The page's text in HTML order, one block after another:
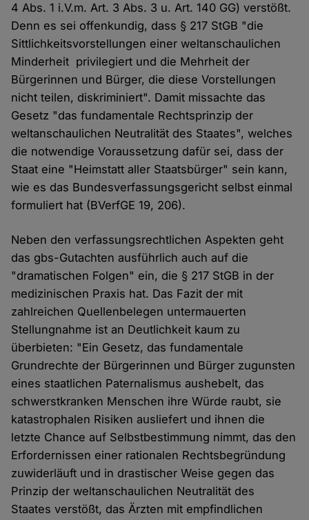
4 Abs. 1 i.V.m. Art. 3 Abs. 3 u. Art. 140 GG) verstößt.
Denn es sei offenkundig, dass § 217 StGB "die
Sittlichkeitsvorstellungen einer weltanschaulichen
Minderheit privilegiert und die Mehrheit der
Bürgerinnen und Bürger, die diese Vorstellungen
nicht teilen, diskriminiert". Damit missachte das
Gesetz "das fundamentale Rechtsprinzip der
weltanschaulichen Neutralität des Staates", welches
die notwendige Voraussetzung dafür sei, dass der
Staat eine "Heimstatt aller Staatsbürger" sein kann,
wie es das Bundesverfassungsgericht selbst einmal
formuliert hat (BVerfGE 19, 206).
Neben den verfassungsrechtlichen Aspekten geht
das gbs-Gutachten ausführlich auch auf die
"dramatischen Folgen" ein, die § 217 StGB in der
medizinischen Praxis hat. Das Fazit der mit
zahlreichen Quellenbelegen untermauerten
Stellungnahme ist an Deutlichkeit kaum zu
überbieten: "Ein Gesetz, das fundamentale
Grundrechte der Bürgerinnen und Bürger zugunsten
eines staatlichen Paternalismus aushebelt, das
schwerstkranken Menschen ihre Würde raubt, sie
katastrophalen Risiken ausliefert und ihnen die
letzte Chance auf Selbstbestimmung nimmt, das den
Erfordernissen einer rationalen Rechtsbegründung
zuwiderläuft und in drastischer Weise gegen das
Prinzip der weltanschaulichen Neutralität des
Staates verstößt, das Ärzten mit empfindlichen